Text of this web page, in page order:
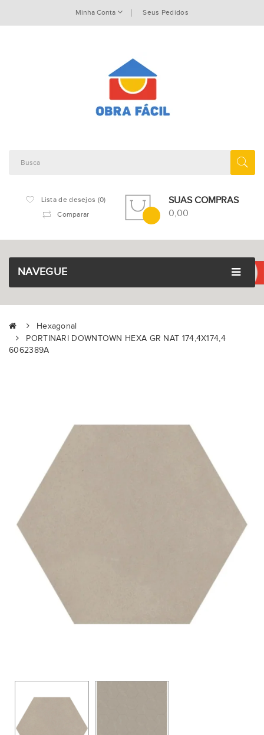
Minha Conta Seus Pedidos
Lista de desejos (0)
Comparar
SUAS COMPRAS
0,00
NAVEGUE
Hexagonal
PORTINARI DOWNTOWN HEXA GR NAT 174,4X174,4
6062389A